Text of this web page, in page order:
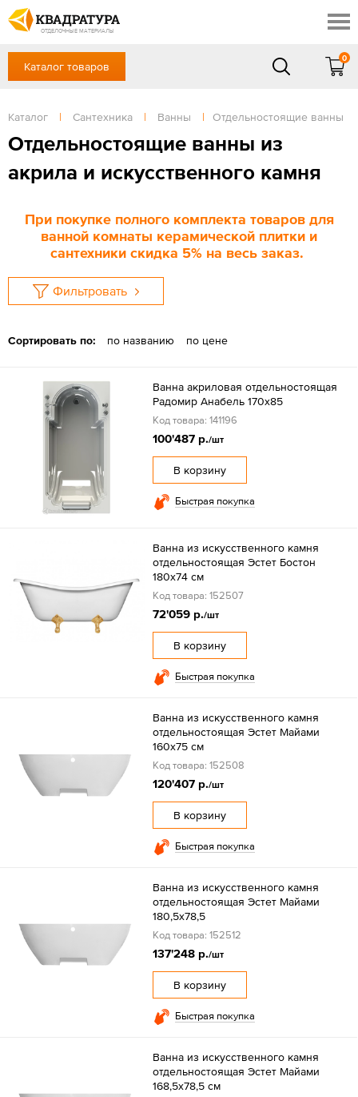
ОТДЕЛОЧНЫЕ МАТЕРИАЛЫ
Профи
Акции
Готовые решения
Доставка и оплата
Отзывы
+7 918 999 1656
Сб, Вс — выходной
ЗАКАЗАТЬ ЗВОНОК
Каталог товаров
0
Каталог | Сантехника | Ванны | Отдельностоящие ванны
Отдельностоящие ванны из
акрила и искусственного камня
При покупке полного комплекта товаров для
ванной комнаты керамической плитки и
сантехники скидка 5% на весь заказ.
Фильтровать
Сортировать по: по названию по цене
Ванна акриловая отдельностоящая
Радомир Анабель 170х85
Код товара: 141196
100'487 р./шт
В корзину
Быстрая покупка
Ванна из искусственного камня
отдельностоящая Эстет Бостон
180х74 см
Код товара: 152507
72'059 р./шт
В корзину
Быстрая покупка
Ванна из искусственного камня
отдельностоящая Эстет Майами
160х75 см
Код товара: 152508
120'407 р./шт
В корзину
Быстрая покупка
Ванна из искусственного камня
отдельностоящая Эстет Майами
180,5х78,5
Код товара: 152512
137'248 р./шт
В корзину
Быстрая покупка
Ванна из искусственного камня
отдельностоящая Эстет Майами
168,5х78,5 см